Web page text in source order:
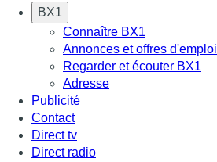
BX1
Connaître BX1
Annonces et offres d'emploi
Regarder et écouter BX1
Adresse
Publicité
Contact
Direct tv
Direct radio